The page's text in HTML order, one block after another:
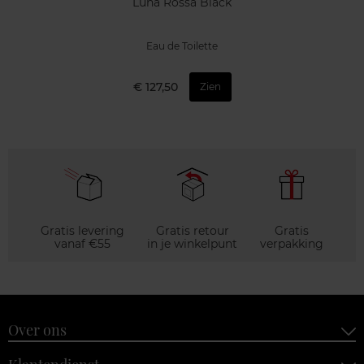
Eau de Toilette
€ 127,50 Zien
Gratis levering
vanaf €55
Gratis retour
in je winkelpunt
Gratis
verpakking
Over ons